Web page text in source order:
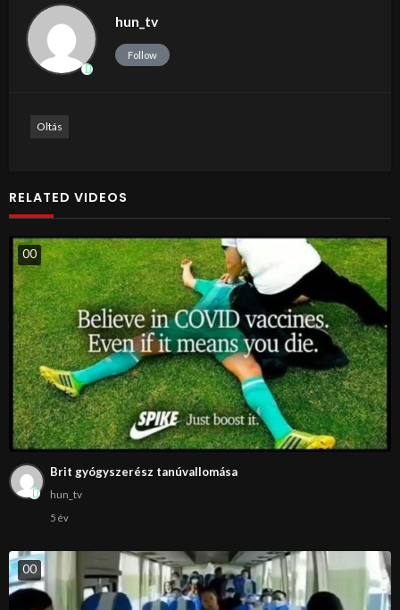
hun_tv
Follow
Oltás
RELATED VIDEOS
00
Brit gyógyszerész tanúvallomása
hun_tv
5 év
00